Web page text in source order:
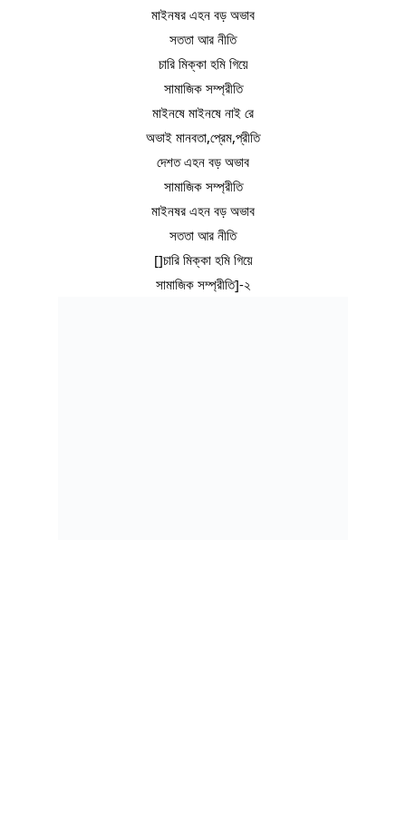
মাইনষর এহন বড় অভাব
সততা আর নীতি
চারি মিক্কা হমি গিয়ে
সামাজিক সম্প্রীতি
মাইনষে মাইনষে নাই রে
অভাই মানবতা,প্রেম,প্রীতি
দেশত এহন বড় অভাব
সামাজিক সম্প্রীতি
মাইনষর এহন বড় অভাব
সততা আর নীতি
[]চারি মিক্কা হমি গিয়ে
সামাজিক সম্প্রীতি]-২